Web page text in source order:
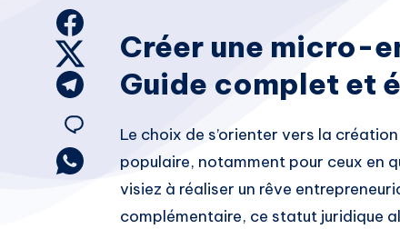
Facebook
Share
Share
Telegram
Email
Share
Whatsapp
Créer une micro-
Guide complet et
Le choix de s’orienter vers la création
populaire, notamment pour ceux en
visiez à réaliser un rêve
complémentaire, ce statut juridique